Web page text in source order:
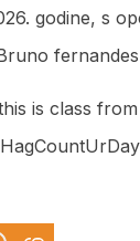
godine, s
is class